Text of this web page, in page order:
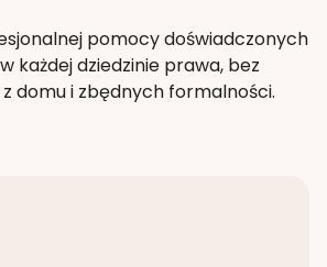
pomocy doświadczonych
każdej dziedzinie prawa, bez
domu i zbędnych formalności.